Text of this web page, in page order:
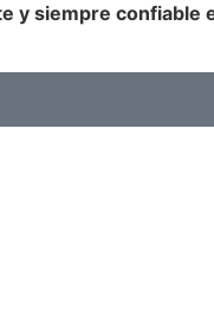
siempre confiable